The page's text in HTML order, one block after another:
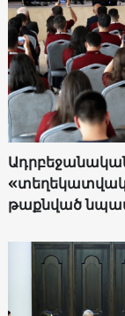
թաքնված